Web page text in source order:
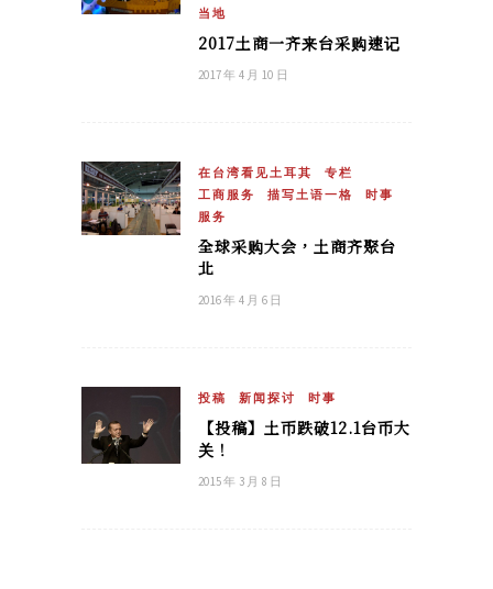
当地
2017土商一齐来台采购速记
2017 年 4 月 10 日
在台湾看见土耳其
专栏
工商服务
描写土语一格
时事
服务
全球采购大会，土商齐聚台
北
2016 年 4 月 6 日
投稿 新闻探讨 时事
【投稿】土币跌破12.1台币大
关！
2015 年 3 月 8 日